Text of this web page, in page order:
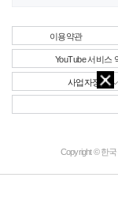
이용약관
YouTube 서비스
사업자정보
Copyright © 한